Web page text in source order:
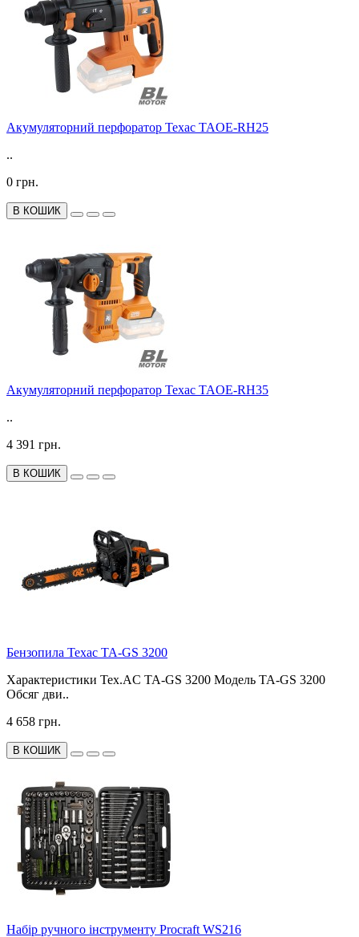
Акумуляторний перфоратор Техас TAOE-RH25
..
0 грн.
В КОШИК
Акумуляторний перфоратор Техас TAOE-RH35
..
4 391 грн.
В КОШИК
Бензопила Техас TA-GS 3200
Характеристики Tex.AC TA-GS 3200 Модель TA-GS 3200
Обсяг дви..
4 658 грн.
В КОШИК
Набір ручного інструменту Procraft WS216